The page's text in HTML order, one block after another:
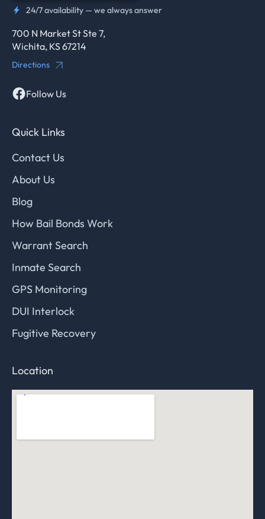
24/7 availability — we always answer
700 N Market St Ste 7,
Wichita, KS 67214
Directions
Follow Us
Quick Links
Contact Us
About Us
Blog
How Bail Bonds Work
Warrant Search
Inmate Search
GPS Monitoring
DUI Interlock
Fugitive Recovery
Location